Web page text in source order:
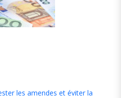
les amendes et éviter la